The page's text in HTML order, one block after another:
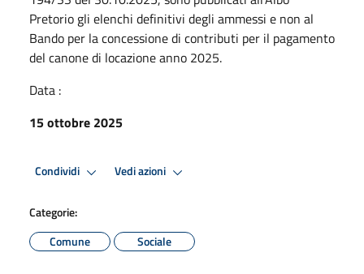
Pretorio gli elenchi definitivi degli ammessi e non al
Bando per la concessione di contributi per il pagamento
del canone di locazione anno 2025.
Data :
15 ottobre 2025
Condividi Vedi azioni
Categorie:
Comune
Sociale